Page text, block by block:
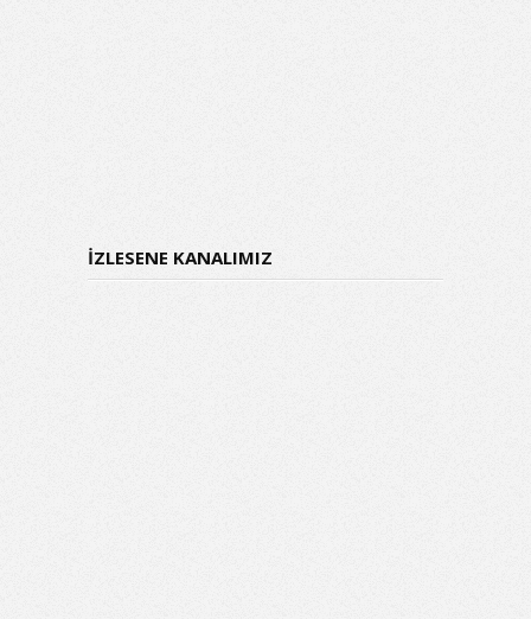
İZLESENE KANALIMIZ